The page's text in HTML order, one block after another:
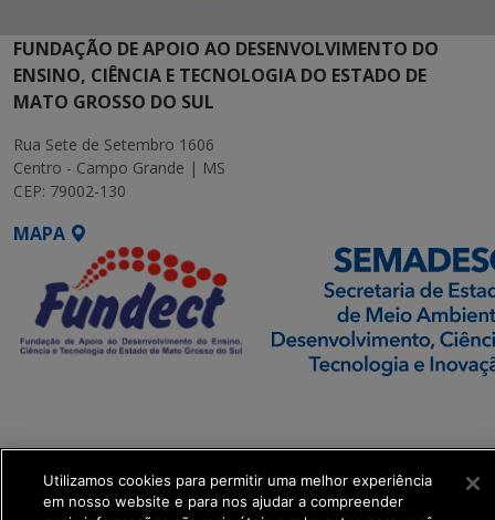
FUNDAÇÃO DE APOIO AO DESENVOLVIMENTO DO
ENSINO, CIÊNCIA E TECNOLOGIA DO ESTADO DE
MATO GROSSO DO SUL
Rua Sete de Setembro 1606
Centro - Campo Grande | MS
CEP: 79002-130
MAPA
Transformação Digital
get_footer();
Utilizamos cookies para permitir uma melhor experiência
em nosso website e para nos ajudar a compreender